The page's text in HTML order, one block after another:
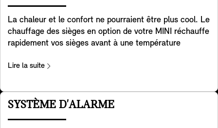
La chaleur et le confort ne pourraient être plus cool. Le
chauffage des sièges en option de votre MINI réchauffe
rapidement vos sièges avant à une température
vous réchauffer et vous détendre lorsqu'il fait froid
surface de contact du dossier pour un confort total. De
plus, la chaleur peut être distribuée comme vous le
Lire la suite
SYSTÈME D'ALARME